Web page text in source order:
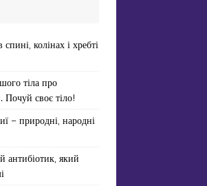
колінах і хребті
тіла про
Почуй своє тіло!
– природні, народні
який